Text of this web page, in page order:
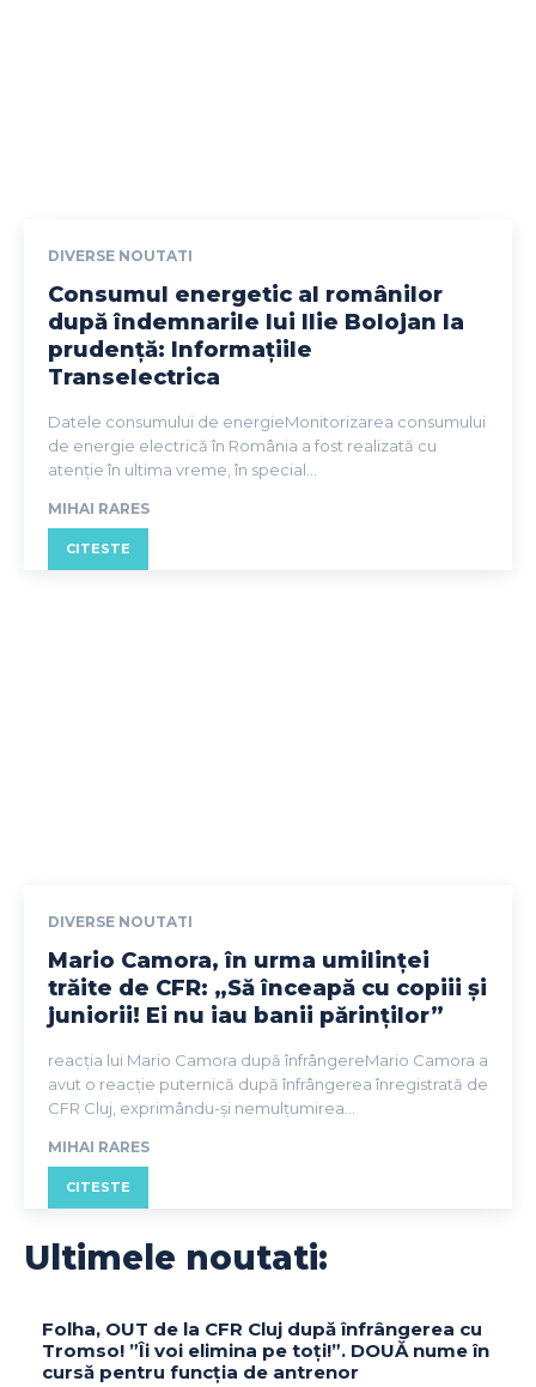
DIVERSE NOUTATI
Consumul energetic al românilor
după îndemnarile lui Ilie Bolojan la
prudență: Informațiile
Transelectrica
Datele consumului de energieMonitorizarea consumului
de energie electrică în România a fost realizată cu
atenție în ultima vreme, în special...
MIHAI RARES
CITESTE
DIVERSE NOUTATI
Mario Camora, în urma umilinței
trăite de CFR: „Să înceapă cu copiii și
juniorii! Ei nu iau banii părinților”
reacția lui Mario Camora după înfrângereMario Camora a
avut o reacție puternică după înfrângerea înregistrată de
CFR Cluj, exprimându-și nemulțumirea...
MIHAI RARES
CITESTE
Ultimele noutati:
Folha, OUT de la CFR Cluj după înfrângerea cu
Tromso! ”Îi voi elimina pe toți!”. DOUĂ nume în
cursă pentru funcția de antrenor